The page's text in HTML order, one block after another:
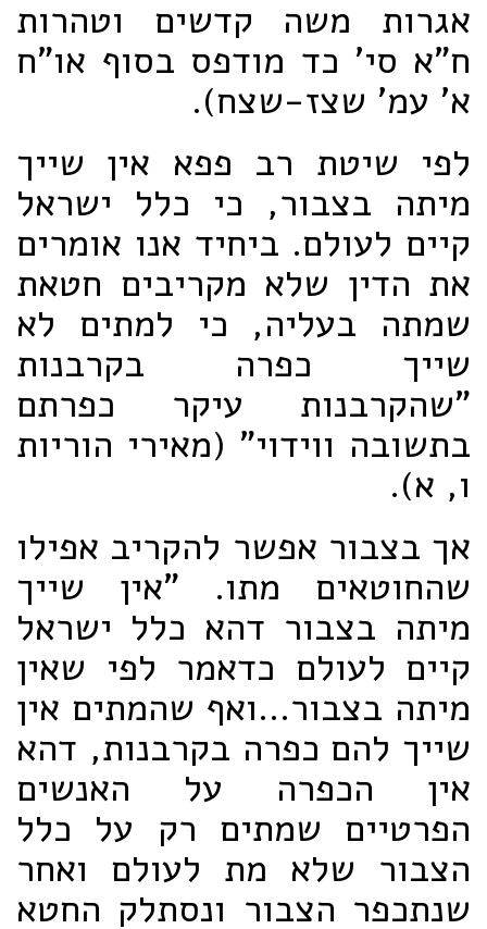
אגרות משה קדשים וטהרות
ח"א סי' כד מודפס בסוף או"ח
א' עמ' שצז-שצח).
לפי שיטת רב פפא אין שייך
מיתה בצבור, כי כלל ישראל
קיים לעולם. ביחיד אנו אומרים
את הדין שלא מקריבים חטאת
שמתה בעליה, כי למתים לא
שייך כפרה בקרבנות
"שהקרבנות עיקר כפרתם
בתשובה ווידוי" (מאירי הוריות
ו, א).
אך בצבור אפשר להקריב אפילו
שהחוטאים מתו. "אין שייך
מיתה בצבור דהא כלל ישראל
קיים לעולם כדאמר לפי שאין
מיתה בצבור...ואף שהמתים אין
שייך להם כפרה בקרבנות, דהא
אין הכפרה על האנשים
הפרטיים שמתים רק על כלל
הצבור שלא מת לעולם ואחר
שנתכפר הצבור ונסתלק החטא